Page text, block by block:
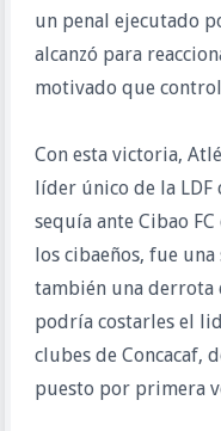
un penal ejecutado
alcanzó para
motivado que
Con esta victoria,
líder único de la LDF
sequía ante Cibao
los cibaeños, fue
también una derrota
podría costarles el
clubes de Concacaf,
puesto por primera